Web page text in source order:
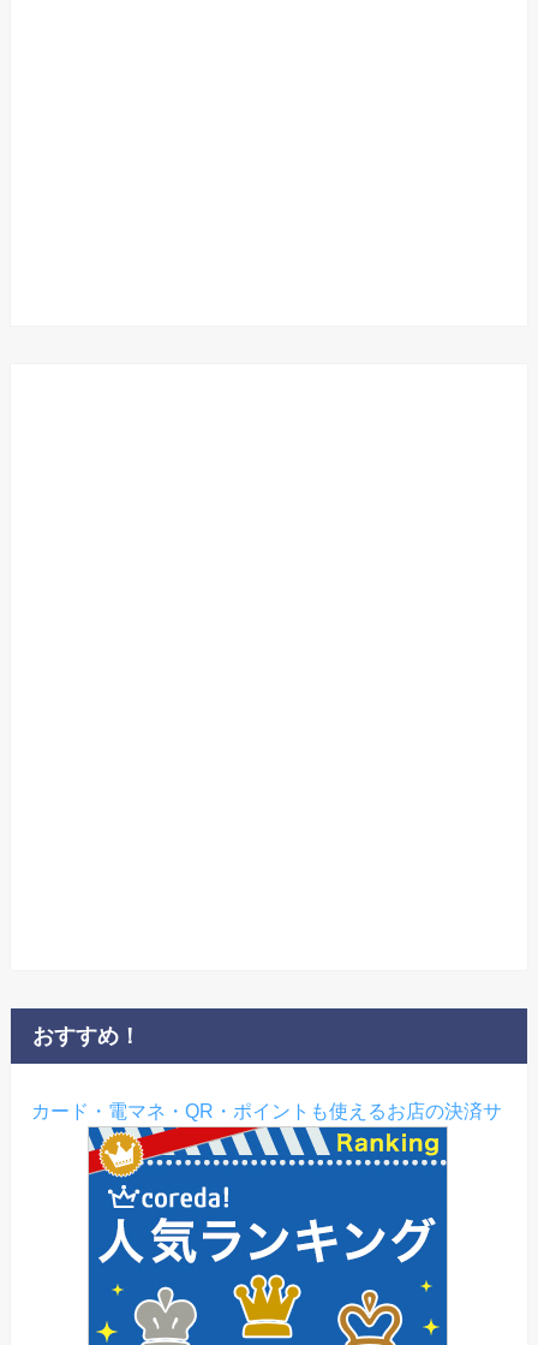
おすすめ！
カード・電マネ・QR・ポイントも使えるお店の決済サ